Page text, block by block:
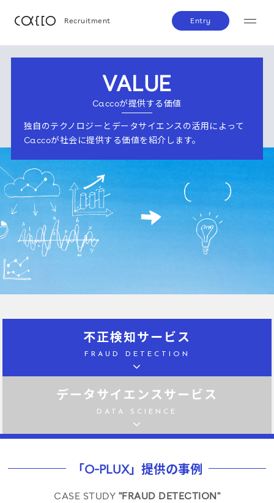
Recruitment Entry
VALUE
Caccoが提供する価値
独自のテクノロジーとデータサイエンスの活用によって
Caccoが社会に提供する価値を紹介します。
不正検知サービス
FRAUD DETECTION
データサイエンスサービス
DATA SCIENCE
「O-PLUX」提供の事例
CASE STUDY "FRAUD DETECTION"